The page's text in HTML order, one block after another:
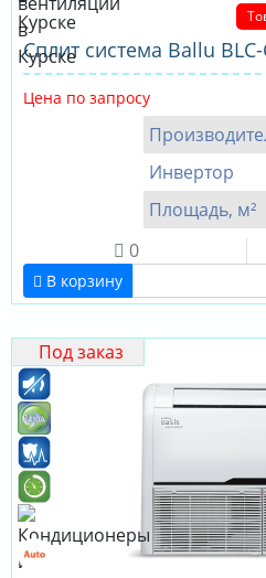
Сплит система Ballu BLC-
Цена по запросу
Инвертор
Площадь, м²
0
В корзину
Под заказ